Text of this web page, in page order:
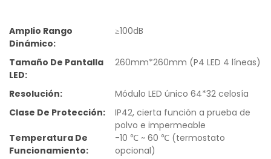
Amplio Rango
Dinámico:
≥100dB
Tamaño De Pantalla
LED:
260mm*260mm (P4 LED 4 líneas)
Resolución:
Módulo LED único 64*32 celosía
Clase De Protección:
IP42, cierta función a prueba de
polvo e impermeable
Temperatura De
Funcionamiento:
-10 ℃ ~ 60 ℃ (termostato
opcional)